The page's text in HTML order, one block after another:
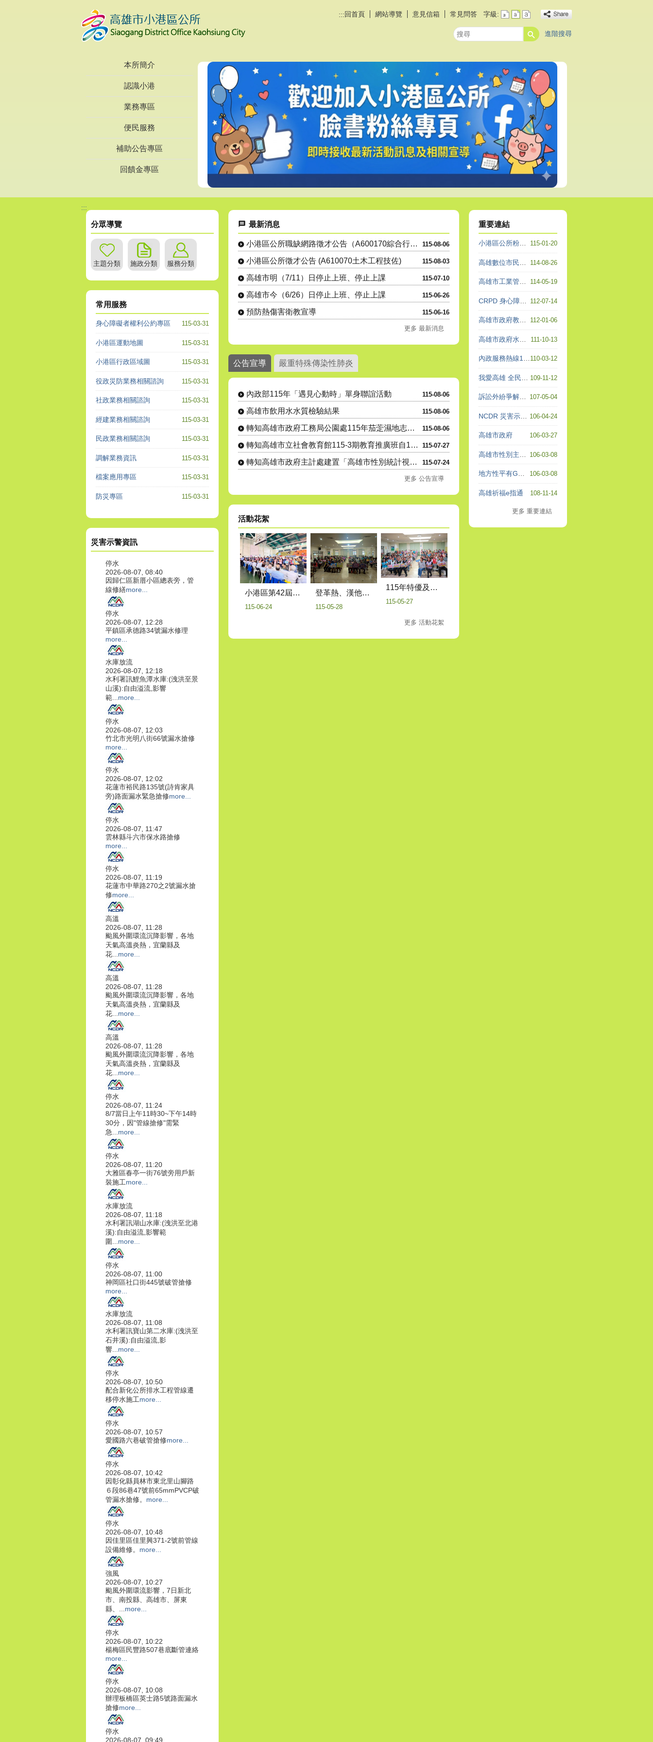
:::回首頁 網站導覽 意見信箱 常見問答 字級:
搜
進階搜尋
本所簡介
認識小港
業務專區
便民服務
補助公告專區
回饋金專區
:::
分眾導覽
主題分類 施政分類 服務分類
常用服務
115-03-31
身心障礙者權利公約專區
115-03-31
小港區運動地圖
115-03-31
小港區行政區域圖
115-03-31
役政災防業務相關諮詢
115-03-31
社政業務相關諮詢
115-03-31
經建業務相關諮詢
115-03-31
民政業務相關諮詢
115-03-31
調解業務資訊
115-03-31
檔案應用專區
115-03-31
防災專區
災害示警資訊
停水
2026-08-07, 08:40
因歸仁區新厝小區總表旁，管
線修繕more...
停水
2026-08-07, 12:28
平鎮區承德路34號漏水修理
more...
水庫放流
2026-08-07, 12:18
水利署訊鯉魚潭水庫:(洩洪至景
山溪):自由溢流,影響
範...more...
停水
2026-08-07, 12:03
竹北市光明八街66號漏水搶修
more...
停水
2026-08-07, 12:02
花蓮市裕民路135號(詩肯家具
旁)路面漏水緊急搶修more...
停水
2026-08-07, 11:47
雲林縣斗六市保水路搶修
more...
停水
2026-08-07, 11:19
花蓮市中華路270之2號漏水搶
修more...
高溫
2026-08-07, 11:28
颱風外圍環流沉降影響，各地
天氣高溫炎熱，宜蘭縣及
花...more...
高溫
2026-08-07, 11:28
颱風外圍環流沉降影響，各地
天氣高溫炎熱，宜蘭縣及
花...more...
高溫
2026-08-07, 11:28
颱風外圍環流沉降影響，各地
天氣高溫炎熱，宜蘭縣及
花...more...
停水
2026-08-07, 11:24
8/7當日上午11時30~下午14時
30分，因"管線搶修"需緊
急...more...
停水
2026-08-07, 11:20
大雅區春亭一街76號旁用戶新
裝施工more...
水庫放流
2026-08-07, 11:18
水利署訊湖山水庫:(洩洪至北港
溪):自由溢流,影響範
圍...more...
停水
2026-08-07, 11:00
神岡區社口街445號破管搶修
more...
水庫放流
2026-08-07, 11:08
水利署訊寶山第二水庫:(洩洪至
石井溪):自由溢流,影
響...more...
停水
2026-08-07, 10:50
配合新化公所排水工程管線遷
移停水施工more...
停水
2026-08-07, 10:57
愛國路六巷破管搶修more...
停水
2026-08-07, 10:42
因彰化縣員林市東北里山腳路
６段86巷47號前65mmPVCP破
管漏水搶修。 more...
停水
2026-08-07, 10:48
因佳里區佳里興371-2號前管線
設備維修。 more...
強風
2026-08-07, 10:27
颱風外圍環流影響，7日新北
市、南投縣、高雄市、屏東
縣、...more...
停水
2026-08-07, 10:22
楊梅區民豐路507巷底斷管連絡
more...
停水
2026-08-07, 10:08
辦理板橋區英士路5號路面漏水
搶修more...
停水
2026-08-07, 09:49
最新消息
115-08-06
小港區公所職缺網路徵才公告（A600170綜合行政職系里幹事....
115-08-03
小港區公所徵才公告 (A610070土木工程技佐)
115-07-10
高雄市明（7/11）日停止上班、停止上課
115-06-26
高雄市今（6/26）日停止上班、停止上課
115-06-16
預防熱傷害衛教宣導
更多 最新消息
公告宣導 嚴重特殊傳染性肺炎
115-08-06
內政部115年「遇見心動時」單身聯誼活動
115-08-06
高雄市飲用水水質檢驗結果
115-08-06
轉知高雄市政府工務局公園處115年茄萣濕地志工(隊)招募
115-07-27
轉知高雄市立社會教育館115-3期教育推廣班自115年8月1....
115-07-24
轉知高雄市政府主計處建置「高雄市性別統計視覺化查詢平臺」，歡....
更多 公告宣導
活動花絮
小港區第42屆區長盃桌球錦標賽
115-06-24
登革熱、漢他病毒、交通安全及反毒宣導
115-05-28
115年特優及資深鄰長表揚活動暨健保業務及節能減碳宣導活動
115-05-27
更多 活動花絮
重要連結
115-01-20
小港區公所粉絲團
114-08-26
高雄數位市民平台
114-05-19
高雄市工業管線查詢系統
112-07-14
CRPD 身心障礙者權利公約
112-01-06
高雄市政府教育局各項表單下載專區
111-10-13
高雄市政府水利局 - 工程進度整合
110-03-12
內政服務熱線1996
109-11-12
我愛高雄 全民一起做志工
107-05-04
訴訟外紛爭解決（ADR）機 構查詢平台
106-04-24
NCDR 災害示警公開資料平台
106-03-27
高雄市政府
106-03-08
高雄市性別主流化及消除婦女歧視公約
106-03-08
地方性平有GO站
108-11-14
高雄祈福e指通
更多 重要連結